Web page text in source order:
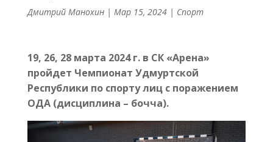
Дмитрий Манохин| Мар 15, 2024 | Спорт
19, 26, 28 марта 2024 г. в СК «Арена»
пройдет Чемпионат Удмуртской
Республики по спорту лиц с поражением
ОДА (дисциплина – бочча).